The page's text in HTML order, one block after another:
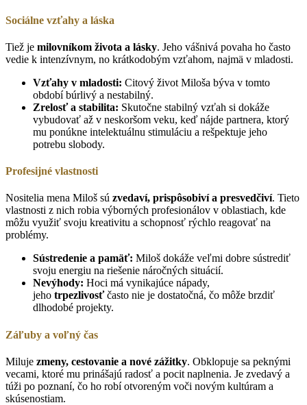
Sociálne vzťahy a láska
Tiež je milovníkom života a lásky. Jeho vášnivá povaha ho často
vedie k intenzívnym, no krátkodobým vzťahom, najmä v mladosti.
Vzťahy v mladosti: Citový život Miloša býva v tomto
období búrlivý a nestabilný.
Zrelosť a stabilita: Skutočne stabilný vzťah si dokáže
vybudovať až v neskoršom veku, keď nájde partnera, ktorý
mu ponúkne intelektuálnu stimuláciu a rešpektuje jeho
potrebu slobody.
Profesijné vlastnosti
Nositelia mena Miloš sú zvedaví, prispôsobiví a presvedčiví. Tieto
vlastnosti z nich robia výborných profesionálov v oblastiach, kde
môžu využiť svoju kreativitu a schopnosť rýchlo reagovať na
problémy.
Sústredenie a pamäť: Miloš dokáže veľmi dobre sústrediť
svoju energiu na riešenie náročných situácií.
Nevýhody: Hoci má vynikajúce nápady,
jeho trpezlivosťčasto nie je dostatočná, čo môže brzdiť
dlhodobé projekty.
Záľuby a voľný čas
Miluje zmeny, cestovanie a nové zážitky. Obklopuje sa peknými
vecami, ktoré mu prinášajú radosť a pocit naplnenia. Je zvedavý a
túži po poznaní, čo ho robí otvoreným voči novým kultúram a
skúsenostiam.